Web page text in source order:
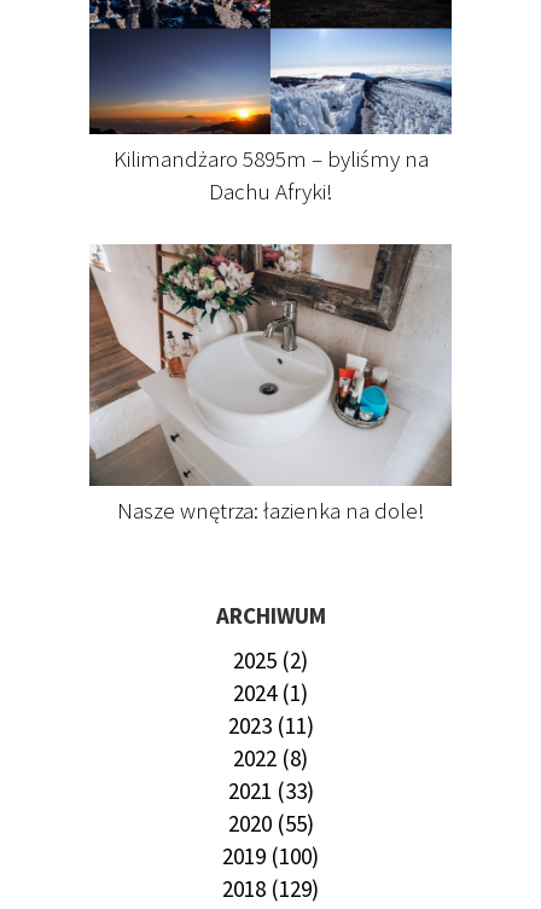
Kilimandżaro 5895m – byliśmy na
Dachu Afryki!
Nasze wnętrza: łazienka na dole!
ARCHIWUM
2025 (2)
2024 (1)
2023 (11)
2022 (8)
2021 (33)
2020 (55)
2019 (100)
2018 (129)